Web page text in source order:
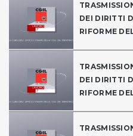
DEI DIRITTI
RIFORME
DEI DIRITTI
RIFORME